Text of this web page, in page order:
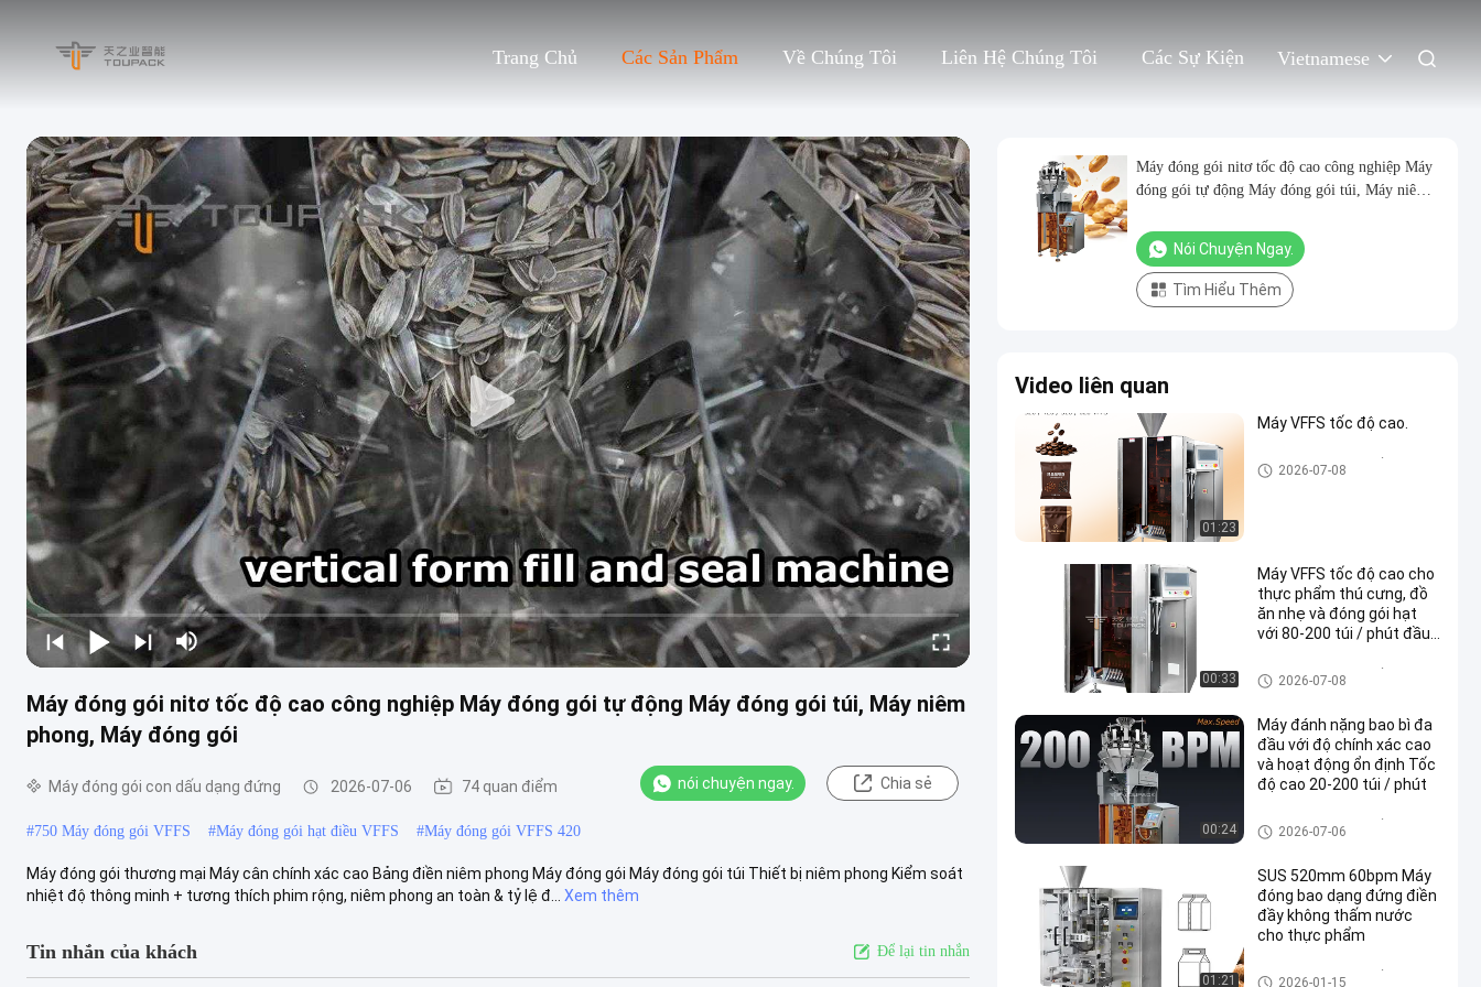
Trang Chủ Các Sản Phẩm Về Chúng Tôi Liên Hệ Chúng Tôi Các Sự Kiện Vietnamese
Máy đóng gói nitơ tốc độ cao công nghiệp Máy đóng gói tự động Máy đóng gói túi, Máy niêm
phong, Máy đóng gói
Máy đóng gói con dấu dạng đứng 2026-07-06 74 quan điểm nói chuyện ngay. Chia sẻ
#750 Máy đóng gói VFFS #Máy đóng gói hạt điều VFFS #Máy đóng gói VFFS 420
Máy đóng gói thương mại Máy cân chính xác cao Bảng điền niêm phong Máy đóng gói Máy đóng gói túi Thiết bị niêm phong Kiểm soát
nhiệt độ thông minh + tương thích phim rộng, niêm phong an toàn & tỷ lệ đ...
Xem thêm
Tin nhắn của khách Để lại tin nhắn
Máy đóng gói nitơ tốc độ cao công nghiệp Máy
đóng gói tự động Máy đóng gói túi, Máy niêm
Nói Chuyện Ngay.
Tìm Hiểu Thêm
Video liên quan
01:23
Máy VFFS tốc độ cao.
Máy đóng gói con dấu dạng đ
ứng
2026-07-08
00:33
Máy VFFS tốc độ cao cho
thực phẩm thú cưng, đồ
ăn nhẹ và đóng gói hạt
với 80-200 túi / phút đầu
Máy đóng gói con dấu dạng đ
ứng
2026-07-08
00:24
Máy đánh nặng bao bì đa
đầu với độ chính xác cao
và hoạt động ổn định Tốc
độ cao 20-200 túi / phút
Máy đóng gói con dấu dạng đ
ứng
2026-07-06
01:21
SUS 520mm 60bpm Máy
đóng bao dạng đứng điền
đầy không thấm nước
cho thực phẩm
Máy đóng gói con dấu dạng đ
2026-01-15